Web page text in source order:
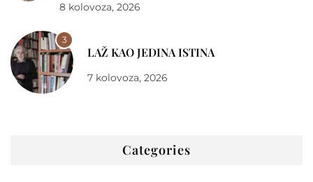
8 kolovoza, 2026
3
LAŽ KAO JEDINA ISTINA
7 kolovoza, 2026
Categories